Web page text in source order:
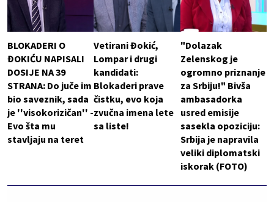
BLOKADERI O
ĐOKIĆU NAPISALI
DOSIJE NA 39
STRANA: Do juče im
bio saveznik, sada
je ''visokorizičan'' -
Evo šta mu
stavljaju na teret
Vetirani Đokić,
Lompar i drugi
kandidati:
Blokaderi prave
čistku, evo koja
zvučna imena lete
sa liste!
"Dolazak
Zelenskog je
ogromno priznanje
za Srbiju!" Bivša
ambasadorka
usred emisije
sasekla opoziciju:
Srbija je napravila
veliki diplomatski
iskorak (FOTO)